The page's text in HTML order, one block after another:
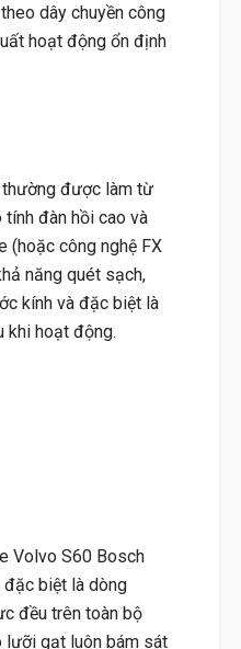
dây chuyền công
hoạt động ổn định
được làm từ
đàn hồi cao và
(hoặc công nghệ FX
năng quét sạch,
kính và đặc biệt là
khi hoạt động.
Volvo S60 Bosch
biệt là dòng
đều trên toàn bộ
lưỡi gạt luôn bám sát